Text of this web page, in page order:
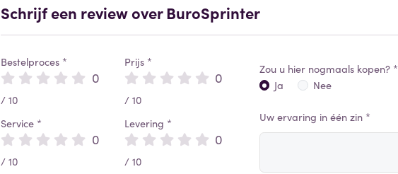
Schrijf een review over BuroSprinter
Bestelproces *
0
/ 10
Service *
0
/ 10
Prijs *
0
/ 10
Levering *
0
/ 10
Zou u hier nogmaals kopen? *
Ja
Nee
Uw ervaring in één zin *